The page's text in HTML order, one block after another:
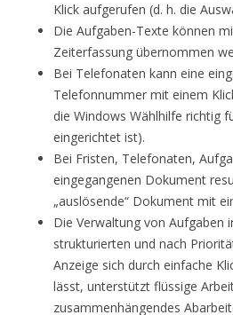
Klick aufgerufen (d. h. die
Die Aufgaben-Texte können
Zeiterfassung übernommen
Bei Telefonaten kann eine
Telefonnummer mit einem
die Windows Wählhilfe richtig
eingerichtet ist).
Bei Fristen, Telefonaten,
eingegangenen Dokument
„auslösende“ Dokument mit
Die Verwaltung von Aufgaben
strukturierten und nach
Anzeige sich durch einfache
lässt, unterstützt flüssige
zusammenhängendes